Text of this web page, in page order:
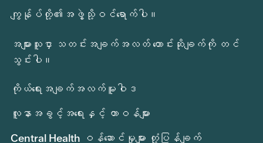
ကျွန်ုပ်တို့၏အဖွဲ့သို့ဝင်ရောက်ပါ။
အများသူငှာ သတင်းအချက်အလတ် တောင်းဆိုချက်ကို တင်
သွင်းပါ။
ကိုယ်ရေးအချက်အလက်မူဝါဒ
လူနာအခွင့်အရေးနှင့် တာဝန်များ
Central Health ဝန်ဆောင်မှုများ တုံ့ပြန်ချက်